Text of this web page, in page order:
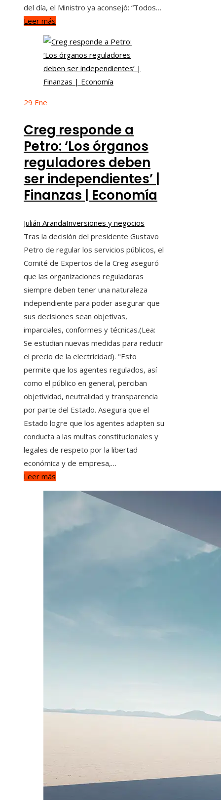
del día, el Ministro ya aconsejó: “Todos…
Leer más
29 Ene
Creg responde a
Petro: ‘Los órganos
reguladores deben
ser independientes’ |
Finanzas | Economía
Julián ArandaInversiones y negocios
Tras la decisión del presidente Gustavo
Petro de regular los servicios públicos, el
Comité de Expertos de la Creg aseguró
que las organizaciones reguladoras
siempre deben tener una naturaleza
independiente para poder asegurar que
sus decisiones sean objetivas,
imparciales, conformes y técnicas.(Lea:
Se estudian nuevas medidas para reducir
el precio de la electricidad). "Esto
permite que los agentes regulados, así
como el público en general, perciban
objetividad, neutralidad y transparencia
por parte del Estado. Asegura que el
Estado logre que los agentes adapten su
conducta a las multas constitucionales y
legales de respeto por la libertad
económica y de empresa,…
Leer más